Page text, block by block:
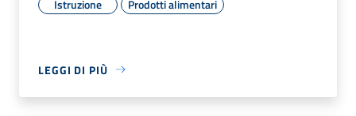
Istruzione Prodotti alimentari
LEGGI DI PIÙ